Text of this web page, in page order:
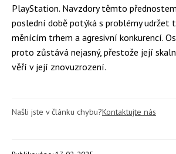
PlayStation. Navzdory těmto
poslední době potýká s problémy udržet
měnícím trhem a agresivní konkurencí.
proto zůstává nejasný, přestože její
věří v její znovuzrození.
Našli jste v článku chybu?Kontaktujte nás